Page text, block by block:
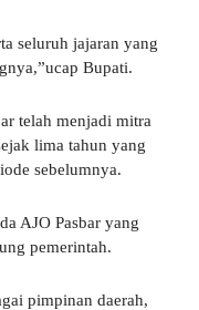
seluruh jajaran yang
Bupati.
telah menjadi mitra
lima tahun yang
sebelumnya.
AJO Pasbar yang
pemerintah.
pimpinan daerah,